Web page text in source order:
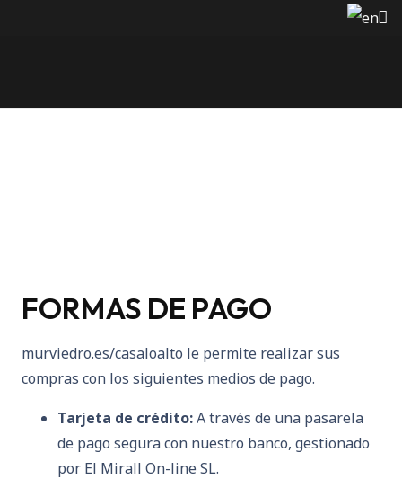
FORMAS DE PAGO
murviedro.es/casaloalto le permite realizar sus
compras con los siguientes medios de pago.
Tarjeta de crédito:A través de una pasarela
de pago segura con nuestro banco, gestionado
por El Mirall On-line SL.